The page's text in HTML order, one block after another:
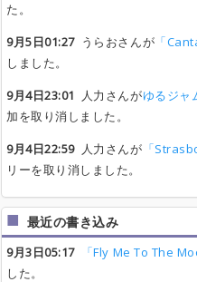
た。
9月5日01:27うらおさんが 「
しました。
9月4日23:01
人力さんがゆるジャ
加を取り消しました。
9月4日22:59人力さんが 「
リーを取り消しました。
最近の書き込み
9月3日05:17 「Fly Me To The
した。